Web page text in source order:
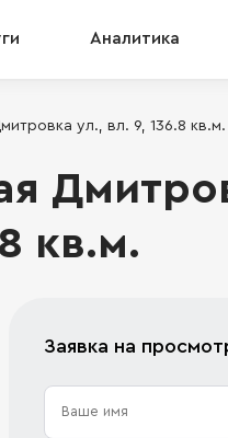
Аналитика
ул., вл. 9, 136.8 кв.м.
кв.м.
Заявка на